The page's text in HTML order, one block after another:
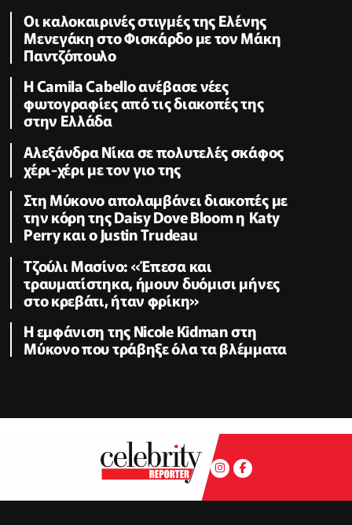
Oι καλοκαιρινές στιγμές της Ελένης
Μενεγάκη στο Φισκάρδο με τον Μάκη
Παντζόπουλο
Η Camila Cabello ανέβασε νέες
φωτογραφίες από τις διακοπές της
στην Ελλάδα
Αλεξάνδρα Νίκα σε πολυτελές σκάφος
χέρι-χέρι με τον γιο της
Στη Μύκονο απολαμβάνει διακοπές με
την κόρη της Daisy Dove Bloom η Κaty
Perry και ο Justin Trudeau
Τζούλι Μασίνο: «Έπεσα και
τραυματίστηκα, ήμουν δυόμισι μήνες
στο κρεβάτι, ήταν φρίκη»
Η εμφάνιση της Nicole Kidman στη
Μύκονο που τράβηξε όλα τα βλέμματα